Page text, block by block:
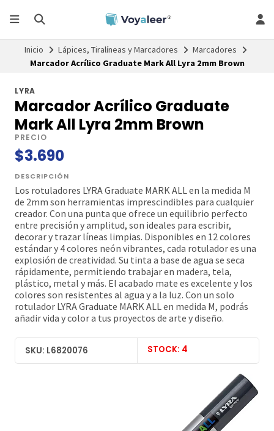
Inicio Lápices, Tiralíneas y Marcadores
Marcadores
Marcador Acrílico Graduate Mark All Lyra 2mm Brown
LYRA
Marcador Acrílico Graduate
Mark All Lyra 2mm Brown
PRECIO
$3.690
DESCRIPCIÓN
Los rotuladores LYRA Graduate MARK ALL en la medida M
de 2mm son herramientas imprescindibles para cualquier
creador. Con una punta que ofrece un equilibrio perfecto
entre precisión y amplitud, son ideales para escribir,
decorar y trazar líneas limpias. Disponibles en 12 colores
estándar y 4 colores neón vibrantes, cada rotulador es una
explosión de creatividad. Su tinta a base de agua se seca
rápidamente, permitiendo trabajar en madera, tela,
plástico, metal y más. El acabado mate es excelente y los
colores son resistentes al agua y a la luz. Con un solo
rotulador LYRA Graduate MARK ALL en medida M, podrás
añadir vida y color a tus proyectos de arte y diseño.
SKU: L6820076 STOCK: 4